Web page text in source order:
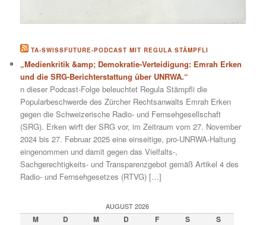
TA-SWISSFUTURE-PODCAST MIT REGULA STÄMPFLI
„Medienkritik &amp; Demokratie-Verteidigung: Emrah Erken
und die SRG-Berichterstattung über UNRWA.“
n dieser Podcast-Folge beleuchtet Regula Stämpfli die
Popularbeschwerde des Zürcher Rechtsanwalts Emrah Erken
gegen die Schweizerische Radio- und Fernsehgesellschaft
(SRG). Erken wirft der SRG vor, im Zeitraum vom 27. November
2024 bis 27. Februar 2025 eine einseitige, pro-UNRWA-Haltung
eingenommen und damit gegen das Vielfalts-,
Sachgerechtigkeits- und Transparenzgebot gemäß Artikel 4 des
Radio- und Fernsehgesetzes (RTVG) […]
AUGUST 2026
M D M D F S S